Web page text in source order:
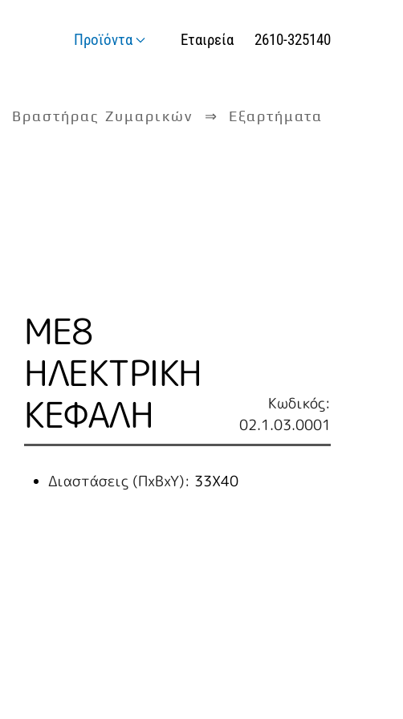
Προϊόντα Εταιρεία 2610-325140
Βραστήρας Ζυμαρικών
Εξαρτήματα
ME8
ΗΛΕΚΤΡΙΚΗ
ΚΕΦΑΛΗ
Κωδικός:
02.1.03.0001
Διαστάσεις (ΠxBxY): 33X40